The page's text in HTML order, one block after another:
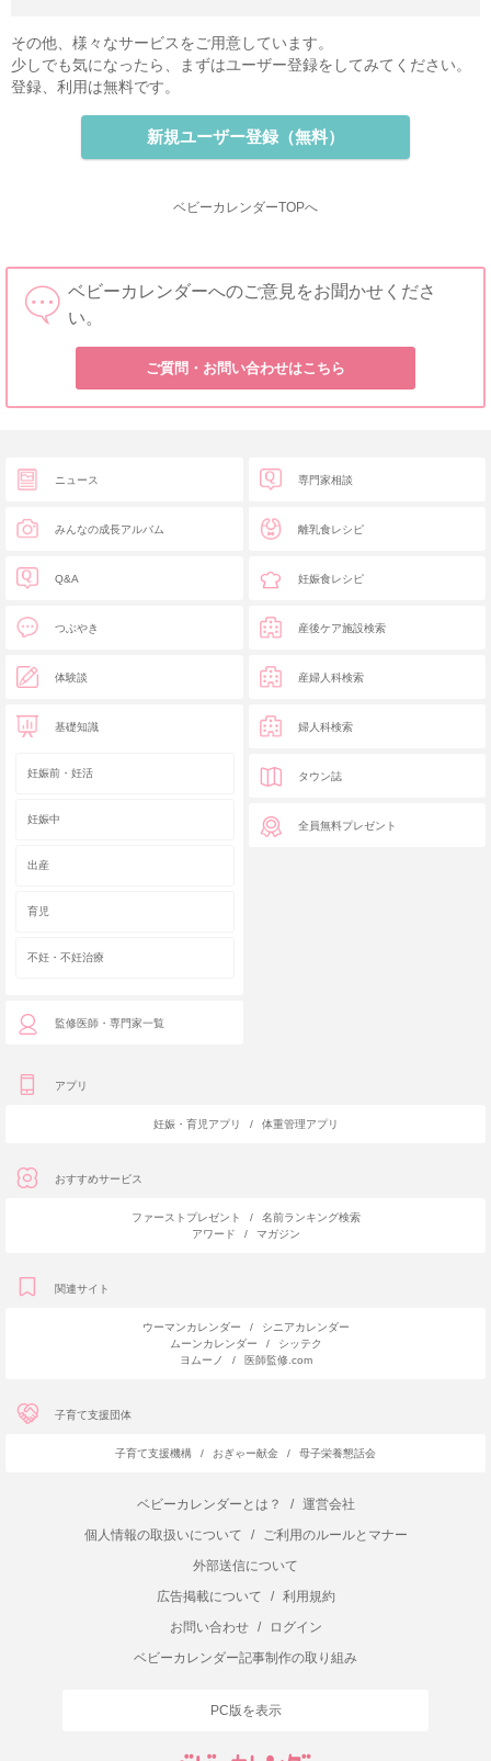
その他、様々なサービスをご用意しています。
少しでも気になったら、まずはユーザー登録をしてみてください。
登録、利用は無料です。
新規ユーザー登録（無料）
ベビーカレンダーTOPへ
ベビーカレンダーへのご意見をお聞かせくださ
い。
ご質問・お問い合わせはこちら
ニュース
みんなの成長アルバム
Q&A
つぶやき
体験談
基礎知識
妊娠前・妊活
妊娠中
出産
育児
不妊・不妊治療
監修医師・専門家一覧
専門家相談
離乳食レシピ
妊娠食レシピ
産後ケア施設検索
産婦人科検索
婦人科検索
タウン誌
全員無料プレゼント
アプリ
妊娠・育児アプリ / 体重管理アプリ
おすすめサービス
ファーストプレゼント /
名前ランキング検索
アワード
/ マガジン
関連サイト
ウーマンカレンダー /
シニアカレンダー
ムーンカレンダー
/
シッテク
ヨムーノ
/ 医師監修.com
子育て支援団体
子育て支援機構 / おぎゃー献金 / 母子栄養懇話会
ベビーカレンダーとは？ /
運営会社
個人情報の取扱いについて
/
ご利用のルールとマナー
外部送信について
広告掲載について
/
利用規約
お問い合わせ
/
ログイン
ベビーカレンダー記事制作の取り組み
PC版を表示